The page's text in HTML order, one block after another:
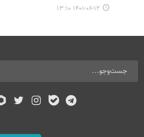
۱۴۰۱-۰۶-۱۲ ۱۳:۱۰